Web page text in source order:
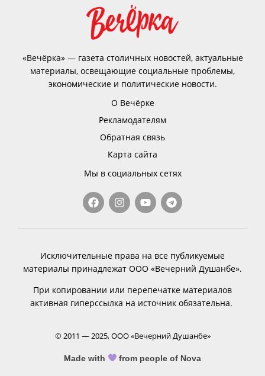
«Вечёрка» — газета столичных новостей, актуальные
материалы, освещающие социальные проблемы,
экономические и политические новости.
О Вечёрке
Рекламодателям
Обратная связь
Карта сайта
Мы в социальных сетях
Исключительные права на все публикуемые
материалы принадлежат ООО «Вечерний Душанбе».
При копировании или перепечатке материалов
активная гиперссылка на источник обязательна.
© 2011 — 2025, ООО «Вечерний Душанбе»
Made with from people of Nova